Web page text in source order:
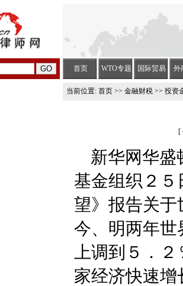
首页 WTO专题 国际贸易 外
当前位置: 首页 >> 金融财税 >> 投资
[
新华网华盛
基金组织２
望》报告关于
今、明两年世
上调到５．
家经济快速